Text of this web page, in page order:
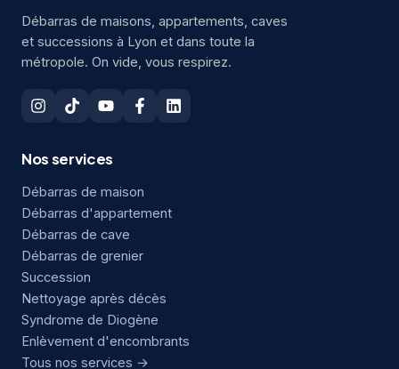
Débarras de maisons, appartements, caves
et successions à Lyon et dans toute la
métropole. On vide, vous respirez.
Nos services
Débarras de maison
Débarras d'appartement
Débarras de cave
Débarras de grenier
Succession
Nettoyage après décès
Syndrome de Diogène
Enlèvement d'encombrants
Tous nos services →